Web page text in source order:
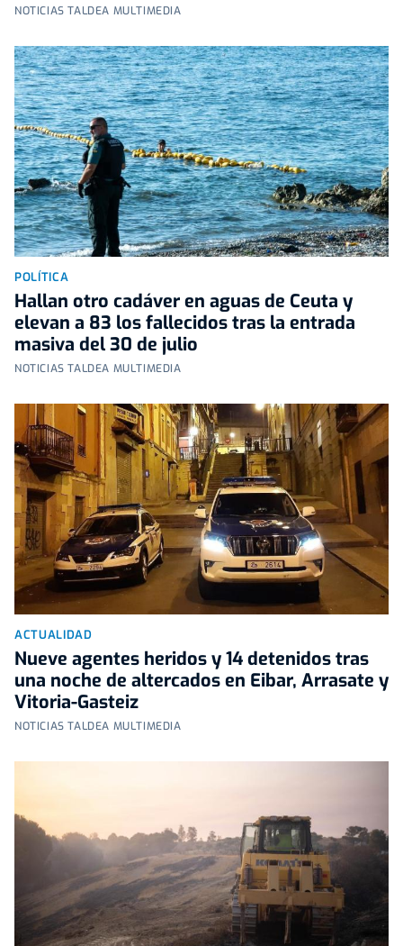
NOTICIAS TALDEA MULTIMEDIA
POLÍTICA
Hallan otro cadáver en aguas de Ceuta y
elevan a 83 los fallecidos tras la entrada
masiva del 30 de julio
NOTICIAS TALDEA MULTIMEDIA
ACTUALIDAD
Nueve agentes heridos y 14 detenidos tras
una noche de altercados en Eibar, Arrasate y
Vitoria-Gasteiz
NOTICIAS TALDEA MULTIMEDIA